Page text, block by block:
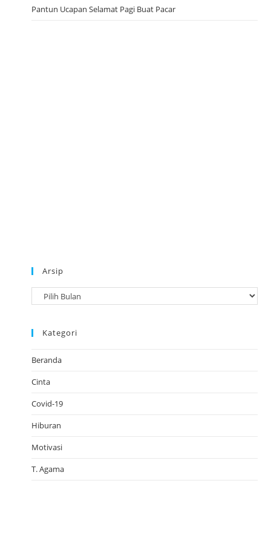
Pantun Ucapan Selamat Pagi Buat Pacar
Arsip
r
i
Kategori
Beranda
Cinta
Covid-19
Hiburan
Motivasi
T. Agama